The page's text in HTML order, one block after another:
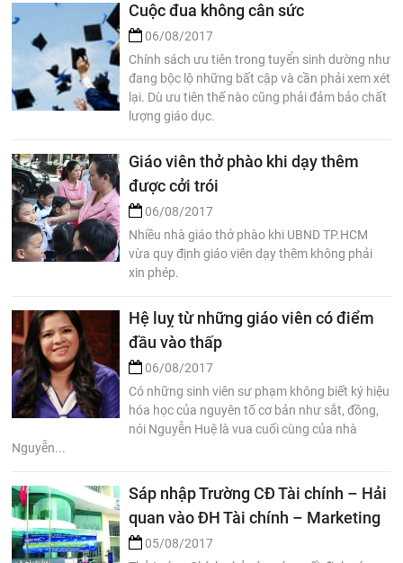
Cuộc đua không cân sức
06/08/2017
Chính sách ưu tiên trong tuyển sinh dường như
đang bộc lộ những bất cập và cần phải xem xét
lại. Dù ưu tiên thế nào cũng phải đảm bảo chất
lượng giáo dục.
Giáo viên thở phào khi dạy thêm
được cởi trói
06/08/2017
Nhiều nhà giáo thở phào khi UBND TP.HCM
vừa quy định giáo viên dạy thêm không phải
xin phép.
Hệ luỵ từ những giáo viên có điểm
đầu vào thấp
06/08/2017
Có những sinh viên sư phạm không biết ký hiệu
hóa học của nguyên tố cơ bản như sắt, đồng,
nói Nguyễn Huệ là vua cuối cùng của nhà
Nguyễn...
Sáp nhập Trường CĐ Tài chính – Hải
quan vào ĐH Tài chính – Marketing
05/08/2017